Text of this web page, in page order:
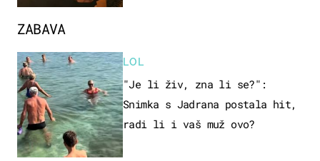
ZABAVA
LOL
"Je li živ, zna li se?":
Snimka s Jadrana postala hit,
radi li i vaš muž ovo?